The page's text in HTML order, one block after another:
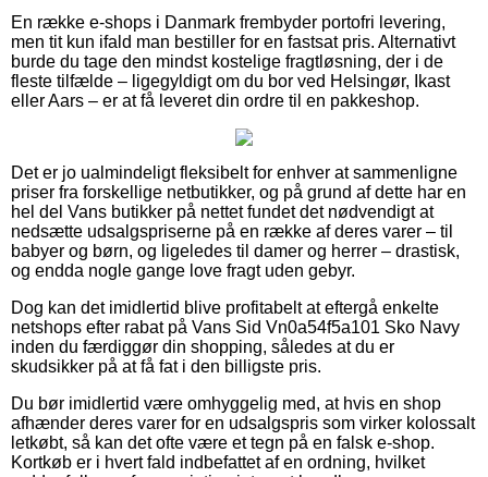
En række e-shops i Danmark frembyder portofri levering,
men tit kun ifald man bestiller for en fastsat pris. Alternativt
burde du tage den mindst kostelige fragtløsning, der i de
fleste tilfælde – ligegyldigt om du bor ved Helsingør, Ikast
eller Aars – er at få leveret din ordre til en pakkeshop.
Det er jo ualmindeligt fleksibelt for enhver at sammenligne
priser fra forskellige netbutikker, og på grund af dette har en
hel del Vans butikker på nettet fundet det nødvendigt at
nedsætte udsalgspriserne på en række af deres varer – til
babyer og børn, og ligeledes til damer og herrer – drastisk,
og endda nogle gange love fragt uden gebyr.
Dog kan det imidlertid blive profitabelt at eftergå enkelte
netshops efter rabat på Vans Sid Vn0a54f5a101 Sko Navy
inden du færdiggør din shopping, således at du er
skudsikker på at få fat i den billigste pris.
Du bør imidlertid være omhyggelig med, at hvis en shop
afhænder deres varer for en udsalgspris som virker kolossalt
letkøbt, så kan det ofte være et tegn på en falsk e-shop.
Kortkøb er i hvert fald indbefattet af en ordning, hvilket